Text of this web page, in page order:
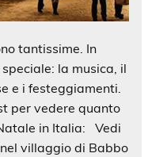
tantissime. In
la musica, il
e i festeggiamenti.
per vedere quanto
in Italia: Vedi
villaggio di Babbo